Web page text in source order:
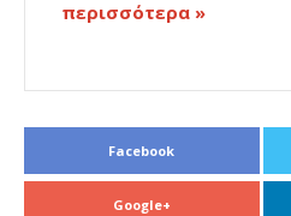
περισσότερα »
Facebook
Google+